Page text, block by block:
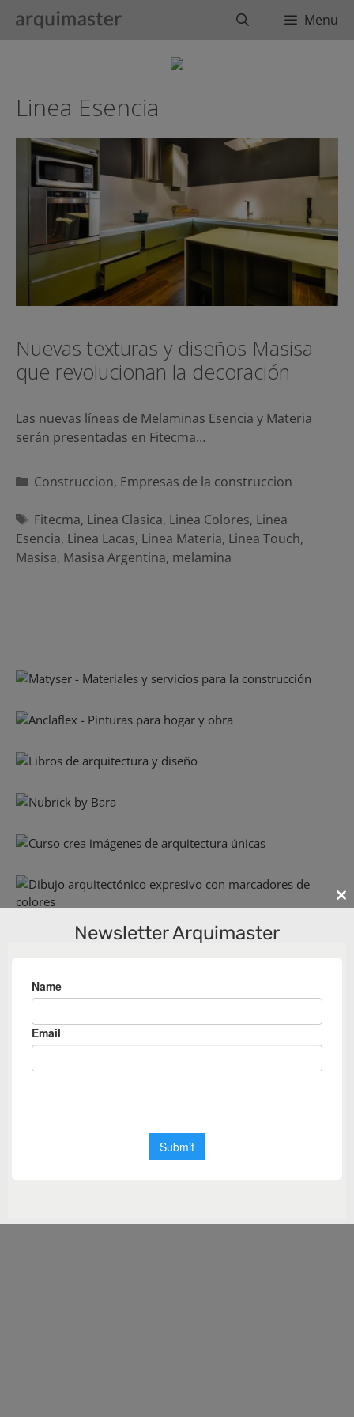
BuscarMenu
Linea Esencia
Nuevas texturas y diseños Masisa
que revolucionan la decoración
Las nuevas líneas de Melaminas Esencia y Materia
serán presentadas en Fitecma…
Categorías
Construccion, Empresas de la construccion
Etiquetas
Fitecma, Linea Clasica, Linea Colores, Linea
Esencia, Linea Lacas, Linea Materia, Linea Touch,
Masisa, Masisa Argentina, melamina
Newsletter Arquimaster